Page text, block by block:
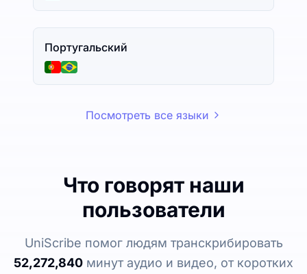
Португальский
Посмотреть все языки
Что говорят наши
пользователи
UniScribe помог людям транскрибировать
52,272,840 минут аудио и видео, от коротких